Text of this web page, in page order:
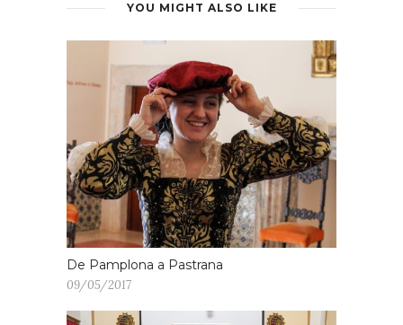
YOU MIGHT ALSO LIKE
De Pamplona a Pastrana
09/05/2017